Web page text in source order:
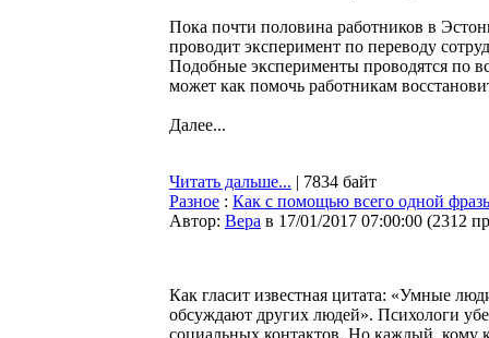
Пока почти половина работников в
проводит эксперимент по переводу
Подобные эксперименты проводятся по
может как помочь работникам
Далее...
Читать дальше... | 7834 байт
Разное : Как с помощью всего одной
Автор: Bepa в 17/01/2017 07:00:00 (2312
Как гласит известная цитата: «Умные
обсуждают других людей». Психологи
социальных контактов. Но каждый, кому